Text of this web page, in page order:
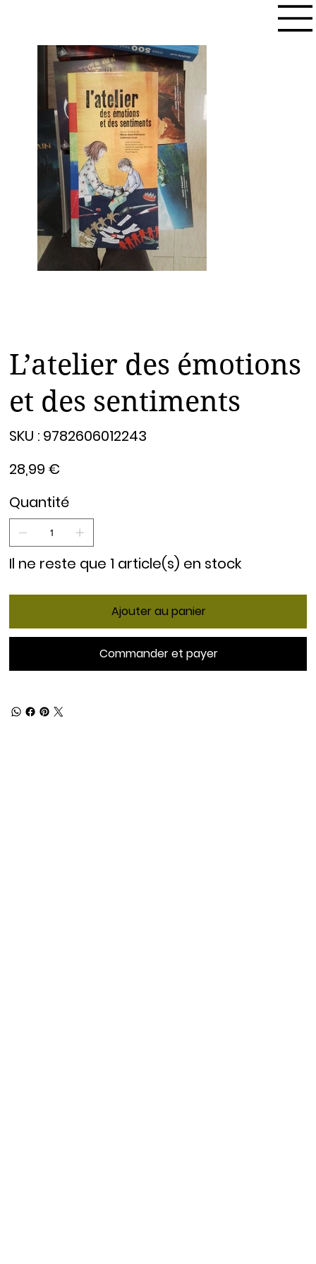
L’atelier des émotions
et des sentiments
SKU : 9782606012243
9782606012243
28,99 €
Quantité
Il ne reste que 1 article(s) en stock
Ajouter au panier
Commander et payer